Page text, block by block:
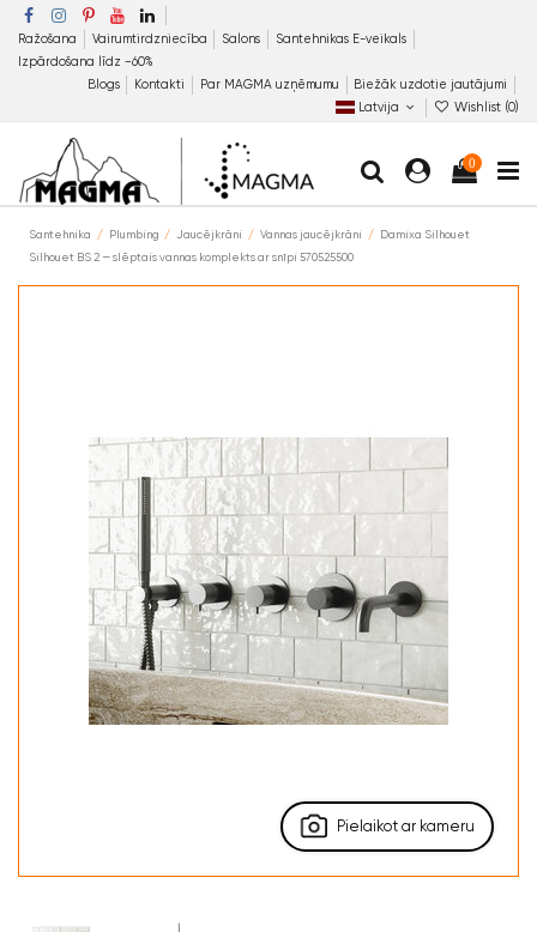
Ražošana Vairumtirdzniecība Salons
Santehnikas E-veikals
Izpārdošana līdz −60%
Blogs
Kontakti Par MAGMA uzņēmumu
Biežāk uzdotie jautājumi
Latvija
Wishlist (0)
0
Santehnika Plumbing Jaucējkrāni Vannas jaucējkrāni
Damixa Silhouet
Silhouet BS 2 — slēptais vannas komplekts ar snīpi 570525500
Pielaikot ar kameru